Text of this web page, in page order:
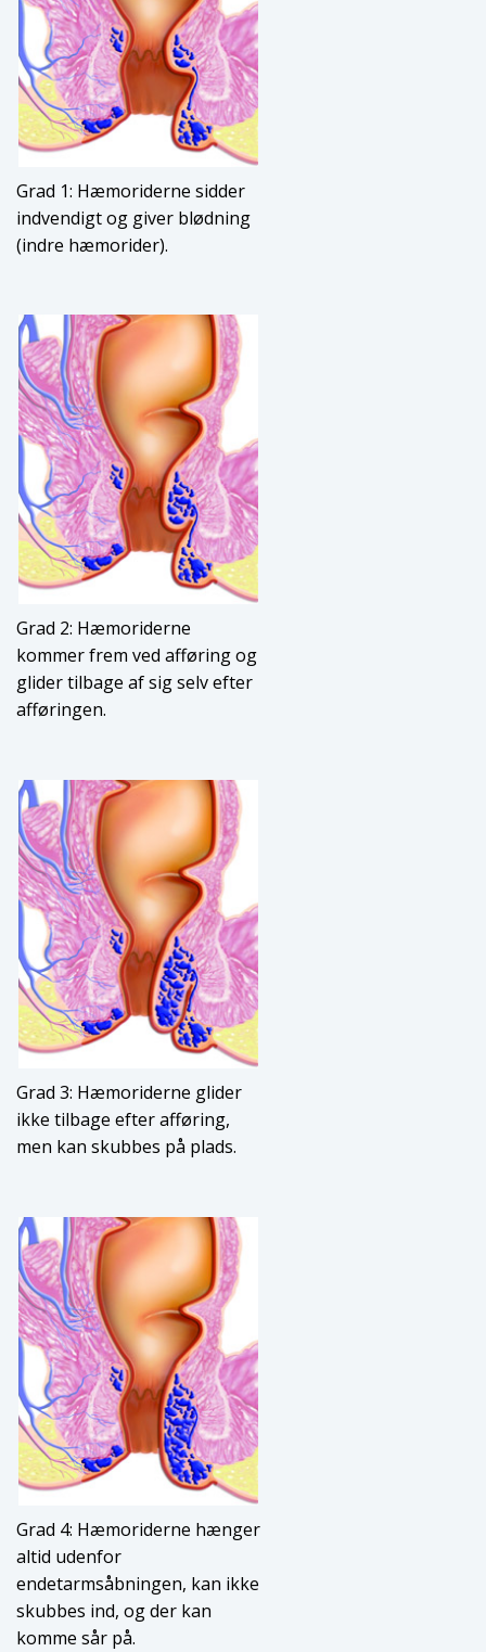
Grad 1: Hæmoriderne sidder
indvendigt og giver blødning
(indre hæmorider).
Grad 2: Hæmoriderne
kommer frem ved afføring og
glider tilbage af sig selv efter
afføringen.
Grad 3: Hæmoriderne glider
ikke tilbage efter afføring,
men kan skubbes på plads.
Grad 4: Hæmoriderne hænger
altid udenfor
endetarmsåbningen, kan ikke
skubbes ind, og der kan
komme sår på.